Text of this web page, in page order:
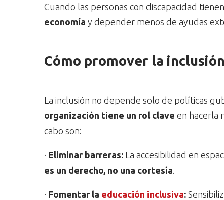
Cuando las personas con discapacidad
economía y depender menos de ayudas
Cómo promover la
La inclusión no depende solo de políticas
organización tiene un rol clave en hacerla
cabo son:
· Eliminar barreras: La accesibilidad en
es un derecho, no una cortesía.
· Fomentar la educación inclusiva: